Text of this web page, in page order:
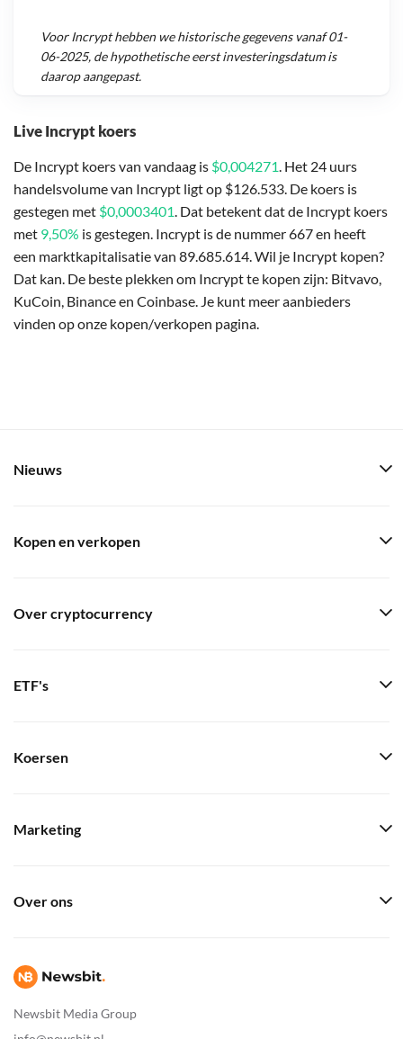
Live Incrypt koers
De Incrypt koers van vandaag is $0,004271. Het 24 uurs
handelsvolume van Incrypt ligt op $126.533. De koers is
gestegen met $0,0003401. Dat betekent dat de Incrypt koers
met 9,50% is gestegen. Incrypt is de nummer 667 en heeft
een marktkapitalisatie van 89.685.614. Wil je Incrypt kopen?
Dat kan. De beste plekken om Incrypt te kopen zijn: Bitvavo,
KuCoin, Binance en Coinbase. Je kunt meer aanbieders
vinden op onze kopen/verkopen pagina.
VoorIncrypthebben we historische gegevens vanaf01-
06-2025, de hypothetische eerst investeringsdatum is
daarop aangepast.
Newsbit Media Group
Nieuws
Kopen en verkopen
Over cryptocurrency
ETF's
Koersen
Marketing
Over ons